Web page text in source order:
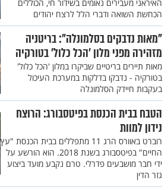
האיראני מעבירים נאומים בשידור חי, הכוללים
הכחשת השואה ודברי הלל לרצח יהודים
"מאות נדבקים בסלמונלה": בריטניה
מזהירה מפני מלון 'הכל כלול' בטורקיה
מאות תיירים בריטיים שביקרו במלון 'הכל כלול'
בטורקיה - נדבקו בדלקות במערכת העיכול
בעקבות חיידק הסלמונלה
הטבח בבית הכנסת בפיטסבורג: הרוצח
נידון למוות
רוברט באוורס הרג 11 מתפללים בבית הכנסת "עץ
החיים" בפיטסבורג בשנת 2018. הוא הורשע על
ידי חבר מושבעים פדרלי. טרם נקבע מועד ביצוע
גזר הדין